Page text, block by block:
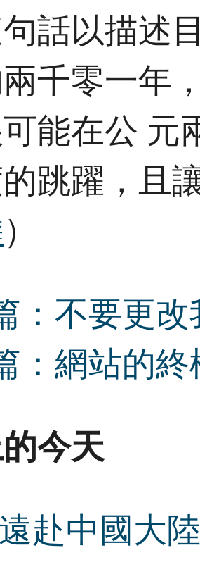
話以描述
千零一年
能在公 元
跳躍，且
）
：不要更
：網站的終
今天
赴中國大